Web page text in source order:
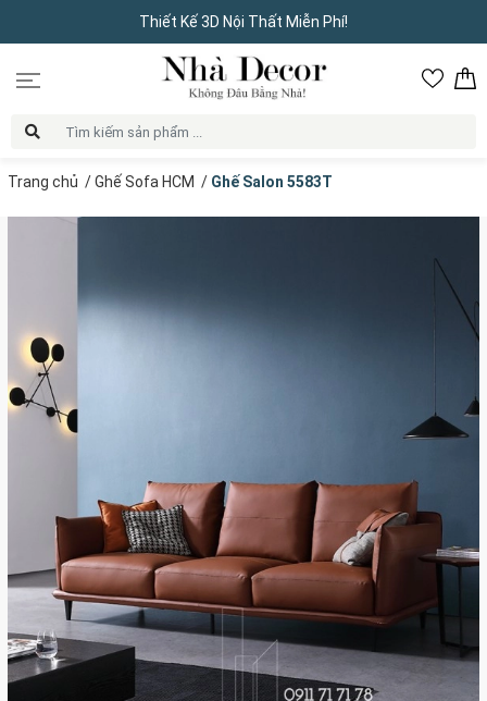
Thiết Kế 3D Nội Thất Miễn Phí!
Trang chủ /Ghế Sofa HCM / Ghế Salon 5583T